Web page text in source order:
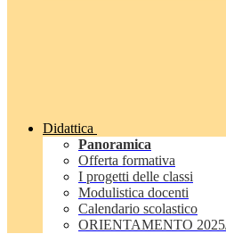
Didattica
Panoramica
Offerta formativa
I progetti delle classi
Modulistica docenti
Calendario scolastico
ORIENTAMENTO